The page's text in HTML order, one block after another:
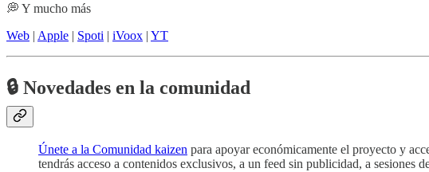
💭 Y mucho más
Web | Apple | Spoti | iVoox | YT
🔒 Novedades en la comunidad
Únete a la Comunidad kaizen para apoyar económicamente el proyecto y
tendrás acceso a contenidos exclusivos, a un feed sin publicidad, a sesiones